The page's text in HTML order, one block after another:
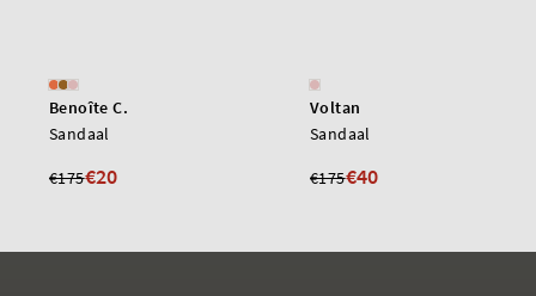
Benoîte C.
Sandaal
€175€20
Voltan
Sandaal
€175€40